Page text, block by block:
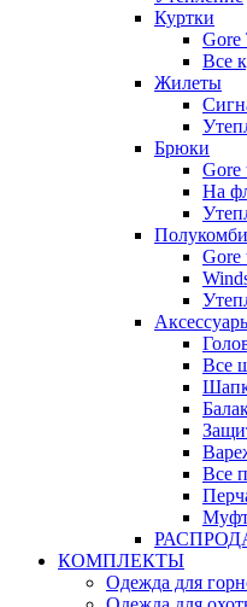
Куртки
Gore
Все
Жилеты
Брюки
Gore
На
Gore
Все
Все
КОМПЛЕКТЫ
Одежда для